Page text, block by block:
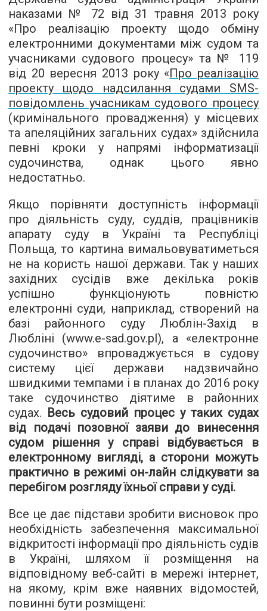
наказами № 72 від 31 травня 2013 року
«Про реалізацію проекту щодо обміну
електронними документами між судом та
учасниками судового процесу» та № 119
від 20 вересня 2013 року «Про реалізацію
проекту щодо надсилання судами SMS-
повідомлень учасникам судового процесу
(кримінального провадження) у місцевих
та апеляційних загальних судах» здійснила
певні кроки у напрямі інформатизації
судочинства, однак цього явно
недостатньо.
Якщо порівняти доступність інформації
про діяльність суду, суддів, працівників
апарату суду в Україні та Республіці
Польща, то картина вимальовуватиметься
не на користь нашої держави. Так у наших
західних сусідів вже декілька років
успішно функціонують повністю
електронні суди, наприклад, створений на
базі районного суду Люблін-Захід в
Любліні (www.e-sad.gov.pl), а «електронне
судочинство» впроваджується в судову
систему цієї держави надзвичайно
швидкими темпами і в планах до 2016 року
таке судочинство діятиме в районних
судах. Весь судовий процес у таких судах
від подачі позовної заяви до винесення
судом рішення у справі відбувається в
електронному вигляді, а сторони можуть
практично в режимі он-лайн слідкувати за
перебігом розгляду їхньої справи у суді.
Все це дає підстави зробити висновок про
необхідність забезпечення максимальної
відкритості інформації про діяльність судів
в Україні, шляхом її розміщення на
відповідному веб-сайті в мережі інтернет,
на якому, крім вже наявних відомостей,
повинні бути розміщені: